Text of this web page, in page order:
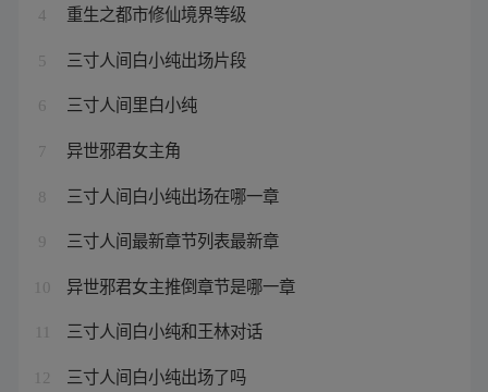
4 重生之都市修仙境界等级
5 三寸人间白小纯出场片段
6 三寸人间里白小纯
7 异世邪君女主角
8 三寸人间白小纯出场在哪一章
9 三寸人间最新章节列表最新章
10 异世邪君女主推倒章节是哪一章
三寸人间白小纯和王林对话
12 三寸人间白小纯出场了吗